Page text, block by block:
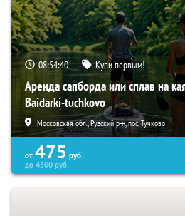
08:54:39 Купи первым!
Аренда сапборда или сплав на
Baidarki-tuchkovo
Московская обл., Рузский р-н, пос. Тучково
от 475 руб.
до4500руб.